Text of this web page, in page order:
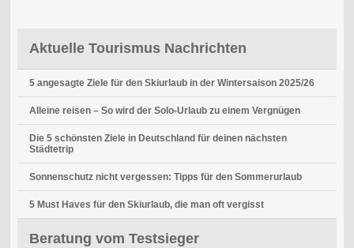
Aktuelle Tourismus Nachrichten
5 angesagte Ziele für den Skiurlaub in der Wintersaison 2025/26
Alleine reisen – So wird der Solo-Urlaub zu einem Vergnügen
Die 5 schönsten Ziele in Deutschland für deinen nächsten
Städtetrip
Sonnenschutz nicht vergessen: Tipps für den Sommerurlaub
5 Must Haves für den Skiurlaub, die man oft vergisst
Beratung vom Testsieger